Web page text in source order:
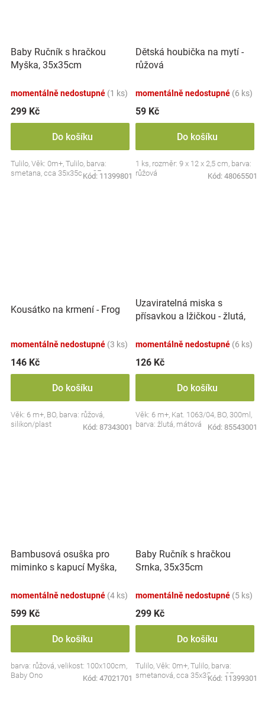
Baby Ručník s hračkou
Myška, 35x35cm
momentálně nedostupné (1 ks)
299 Kč
Do košíku
Tulilo, Věk: 0m+, Tulilo, barva:
smetana, cca 35x35cm, CE
Kód: 11399801
Dětská houbička na mytí -
růžová
momentálně nedostupné (6 ks)
59 Kč
Do košíku
1 ks, rozměr: 9 x 12 x 2,5 cm, barva:
růžová
Kód: 48065501
Kousátko na krmení - Frog
momentálně nedostupné (3 ks)
146 Kč
Do košíku
Věk: 6 m+, BO, barva: růžová,
silikon/plast
Kód: 87343001
Uzaviratelná miska s
přísavkou a lžičkou - žlutá,
momentálně nedostupné (6 ks)
126 Kč
Do košíku
Věk: 6 m+, Kat. 1063/04, BO, 300ml,
barva: žlutá, mátová
Kód: 85543001
Bambusová osuška pro
miminko s kapucí Myška,
momentálně nedostupné (4 ks)
599 Kč
Do košíku
barva: růžová, velikost: 100x100cm,
Baby Ono
Kód: 47021701
Baby Ručník s hračkou
Srnka, 35x35cm
momentálně nedostupné (5 ks)
299 Kč
Do košíku
Tulilo, Věk: 0m+, Tulilo, barva:
smetanová, cca 35x35cm, CE
Kód: 11399301